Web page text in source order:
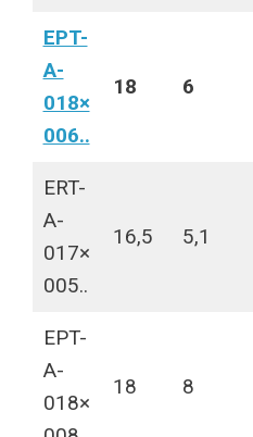
EPT-
A-
018×
006..
18 6
ERT-
A-
017×
005..
16,5 5,1
EPT-
A-
018×
18 8